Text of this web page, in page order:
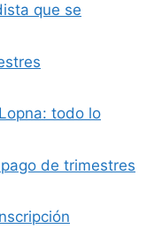
que se
todo lo
de trimestres